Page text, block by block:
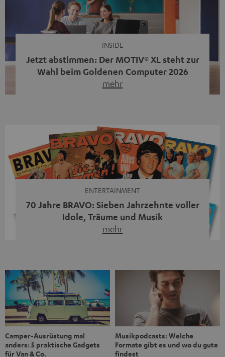
INSIDE
Jetzt abstimmen: Der MOTIV® XL steht zur
Wahl beim Goldenen Computer 2026
mehr
Streaming-System vereint hochwertige HiFi-Technik,
moderne Streaming-Funktionen und hohe Flexibilität in
einem einzigen Gerät – und zeigt, dass man für großen
Sound heute keine klassische HiFi-Anlage mehr braucht.
ENTERTAINMENT
70 Jahre BRAVO: Sieben Jahrzehnte voller
Idole, Träume und Musik
mehr
1956 begleitet das Magazin Jugendliche durch Rock und
Pop, kleine Schwärmereien und große Fragen. Zum 70.
Jubiläum werfen wir einen Blick zurück. Vom Filmheft zur
Jugendmarke: Wie die BRAVO ihren Ton fand Als die […]
Camper-Ausrüstung mal
anders: 5 praktische Gadgets
für Van & Co.
Musikpodcasts: Welche
Formate gibt es und wo du gute
findest